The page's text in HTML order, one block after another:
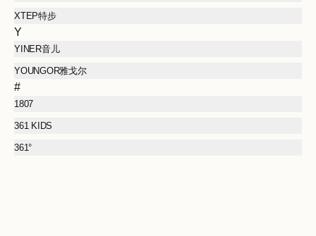
XTEP特步
Y
YINER音儿
YOUNGOR雅戈尔
#
1807
361 KIDS
361°